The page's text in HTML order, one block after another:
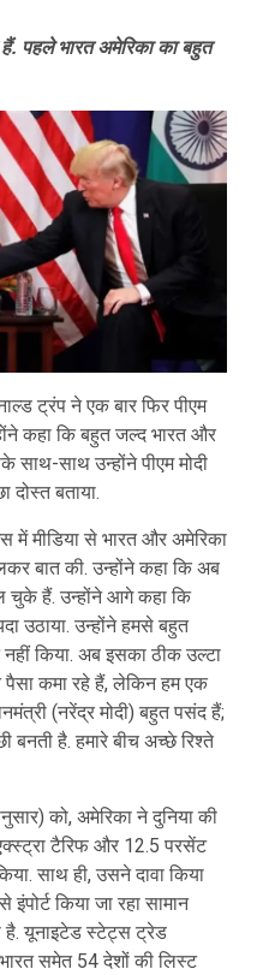
पहले भारत अमेरिका का बहुत
ट्रंप ने एक बार फिर पीएम
कहा कि बहुत जल्द भारत और
साथ-साथ उन्होंने पीएम मोदी
दोस्त बताया.
में मीडिया से भारत और अमेरिका
बात की. उन्होंने कहा कि अब
चुके हैं. उन्होंने आगे कहा कि
उठाया. उन्होंने हमसे बहुत
किया. अब इसका ठीक उल्टा
पैसा कमा रहे हैं, लेकिन हम एक
(नरेंद्र मोदी) बहुत पसंद हैं;
बनती है. हमारे बीच अच्छे रिश्ते
को, अमेरिका ने दुनिया की
टैरिफ और 12.5 परसेंट
साथ ही, उसने दावा किया
किया जा रहा सामान
है. यूनाइटेड स्टेट्स ट्रेड
समेत 54 देशों की लिस्ट